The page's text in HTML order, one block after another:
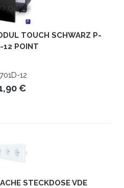
TOUCH SCHWARZ P-
12 POINT
12
€
STECKDOSE VDE